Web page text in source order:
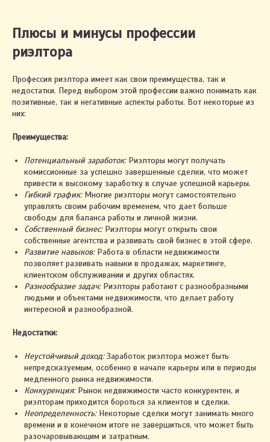
Плюсы и минусы профессии
риэлтора
Профессия риэлтора имеет как свои преимущества, так и
недостатки. Перед выбором этой профессии важно понимать как
позитивные, так и негативные аспекты работы. Вот некоторые из
них:
Преимущества:
Потенциальный заработок:Риэлторы могут получать
комиссионные за успешно завершенные сделки, что может
привести к высокому заработку в случае успешной карьеры.
Гибкий график: Многие риэлторы могут самостоятельно
управлять своим рабочим временем, что дает больше
свободы для баланса работы и личной жизни.
Собственный бизнес:Риэлторы могут открыть свои
собственные агентства и развивать свой бизнес в этой сфере.
Развитие навыков: Работа в области недвижимости
позволяет развивать навыки в продажах, маркетинге,
клиентском обслуживании и других областях.
Разнообразие задач: Риэлторы работают с разнообразными
людьми и объектами недвижимости, что делает работу
интересной и разнообразной.
Недостатки:
Неустойчивый доход:Заработок риэлтора может быть
непредсказуемым, особенно в начале карьеры или в периоды
медленного рынка недвижимости.
Конкуренция:Рынок недвижимости часто конкурентен, и
риэлторам приходится бороться за клиентов и сделки.
Неопределенность: Некоторые сделки могут занимать много
времени и в конечном итоге не завершиться, что может быть
разочаровывающим и затратным.